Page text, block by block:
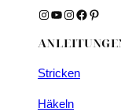
Instagram YouTube Instagram Facebook Pinterest
Stricken
Häkeln